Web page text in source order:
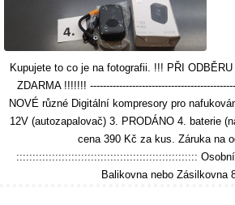
Kupujete to co je na fotografii. !!! PŘI
ZDARMA !!!!!!!
NOVÉ různé Digitální kompresory pro
12V (autozapalovač) 3. PRODÁNO 4. baterie
cena 390 Kč za kus. Záruka na
:::::::::::::::::::::::::::::::::::::::::::::::::::::::: Osobní
Balikovna nebo Zásilkovna